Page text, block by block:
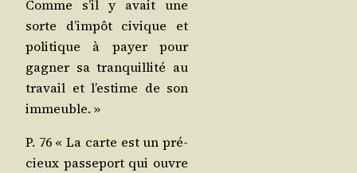
Comme s’il y avait une
sorte d’im­pôt civique et
poli­tique à payer pour
gagner sa tran­quilli­té au
tra­vail et l’es­time de son
immeuble. »
P. 76 « La carte est un pré­
cieux pas­se­port qui ouvre